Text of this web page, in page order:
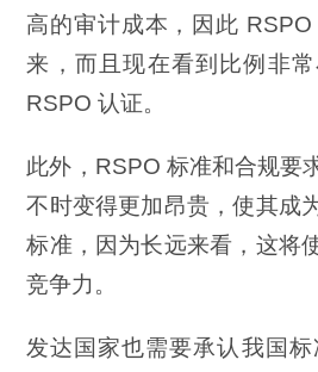
高的审计成本，因此
来，而且现在看到比例非
RSPO 认证。
此外，RSPO 标准和合规要
不时变得更加昂贵，使其成
标准，因为长远来看，这将
竞争力。
发达国家也需要承认我国标